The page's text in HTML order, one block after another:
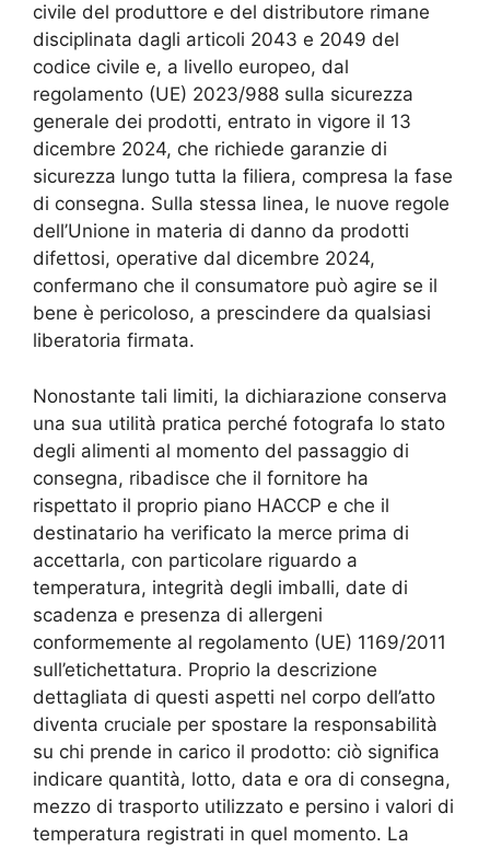
civile del produttore e del distributore rimane
disciplinata dagli articoli 2043 e 2049 del
codice civile e, a livello europeo, dal
regolamento (UE) 2023/988 sulla sicurezza
generale dei prodotti, entrato in vigore il 13
dicembre 2024, che richiede garanzie di
sicurezza lungo tutta la filiera, compresa la fase
di consegna. Sulla stessa linea, le nuove regole
dell’Unione in materia di danno da prodotti
difettosi, operative dal dicembre 2024,
confermano che il consumatore può agire se il
bene è pericoloso, a prescindere da qualsiasi
liberatoria firmata.
Nonostante tali limiti, la dichiarazione conserva
una sua utilità pratica perché fotografa lo stato
degli alimenti al momento del passaggio di
consegna, ribadisce che il fornitore ha
rispettato il proprio piano HACCP e che il
destinatario ha verificato la merce prima di
accettarla, con particolare riguardo a
temperatura, integrità degli imballi, date di
scadenza e presenza di allergeni
conformemente al regolamento (UE) 1169/2011
sull’etichettatura. Proprio la descrizione
dettagliata di questi aspetti nel corpo dell’atto
diventa cruciale per spostare la responsabilità
su chi prende in carico il prodotto: ciò significa
indicare quantità, lotto, data e ora di consegna,
mezzo di trasporto utilizzato e persino i valori di
temperatura registrati in quel momento. La